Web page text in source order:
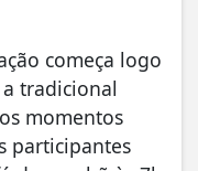
começa logo
tradicional
momentos
participantes